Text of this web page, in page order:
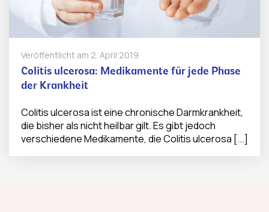
Veröffentlicht am 2. April 2019
Colitis ulcerosa: Medikamente für jede Phase
der Krankheit
Colitis ulcerosa ist eine chronische Darmkrankheit,
die bisher als nicht heilbar gilt. Es gibt jedoch
verschiedene Medikamente, die Colitis ulcerosa [...]